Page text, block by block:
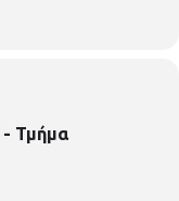
- Τμήμα